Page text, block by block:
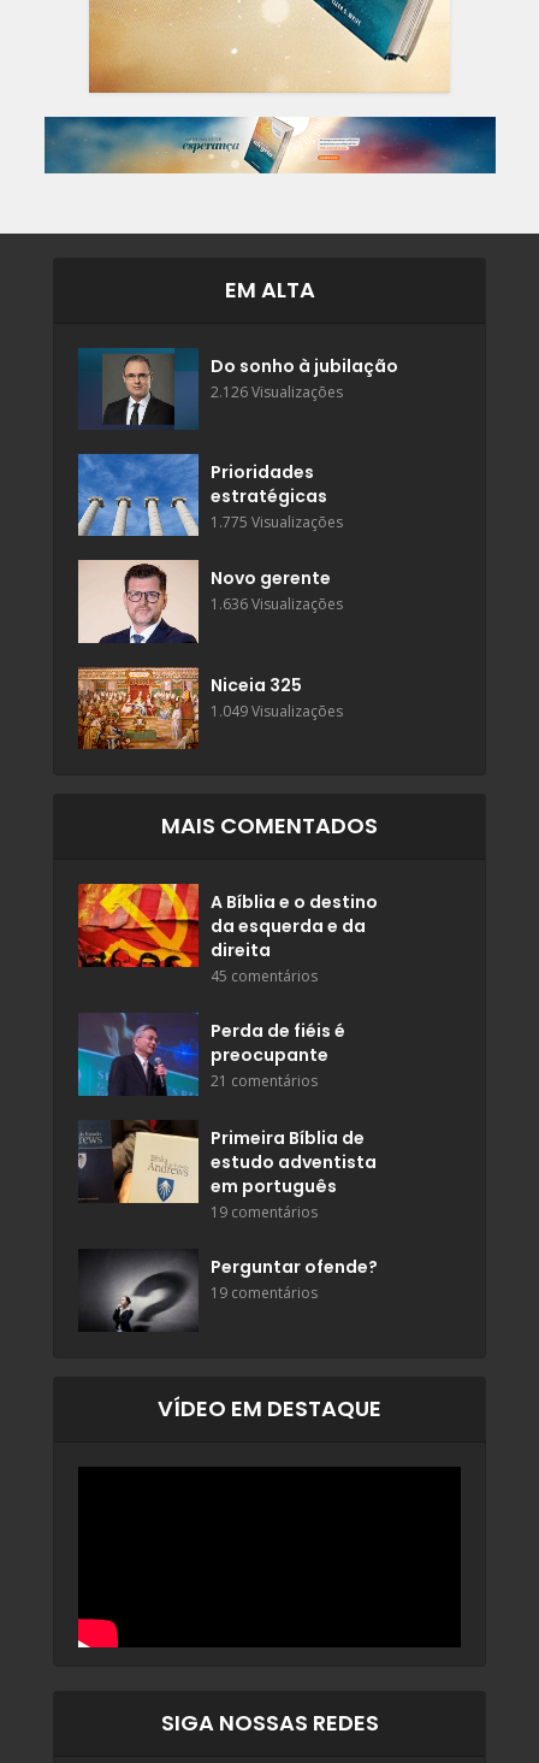
EM ALTA
Do sonho à jubilação
2.126 Visualizações
Prioridades
estratégicas
1.775 Visualizações
Novo gerente
1.636 Visualizações
Niceia 325
1.049 Visualizações
MAIS COMENTADOS
A Bíblia e o destino
da esquerda e da
direita
45 comentários
Perda de fiéis é
preocupante
21 comentários
Primeira Bíblia de
estudo adventista
em português
19 comentários
Perguntar ofende?
19 comentários
VÍDEO EM DESTAQUE
SIGA NOSSAS REDES